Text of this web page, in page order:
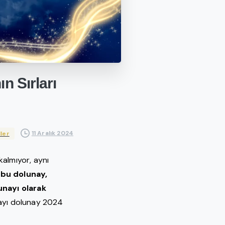
Sırları
11 Aralık 2024
aynı
dolunay,
olarak
dolunay 2024